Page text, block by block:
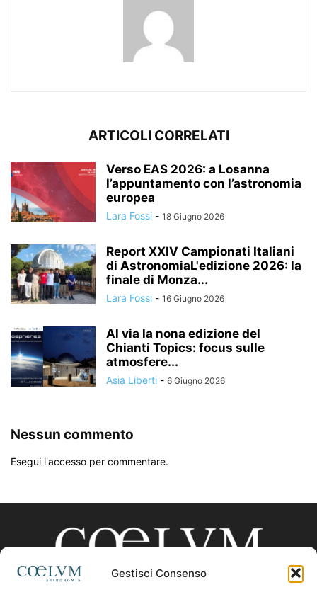
Gestisci Consenso
ARTICOLI CORRELATI
Verso EAS 2026: a Losanna
l’appuntamento con l’astronomia
europea
Lara Fossi - 18 Giugno 2026
Report XXIV Campionati Italiani
di AstronomiaL'edizione 2026: la
finale di Monza...
Lara Fossi - 16 Giugno 2026
Al via la nona edizione del
Chianti Topics: focus sulle
atmosfere...
Asia Liberti - 6 Giugno 2026
Nessun commento
Esegui l'accesso per commentare.